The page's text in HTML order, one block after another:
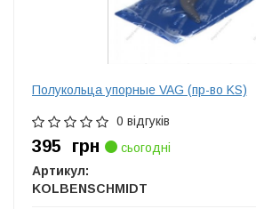
Полукольца упорные VAG (пр-во KS)
0 відгуків
395 грн
сьогодні
Артикул:
KOLBENSCHMIDT